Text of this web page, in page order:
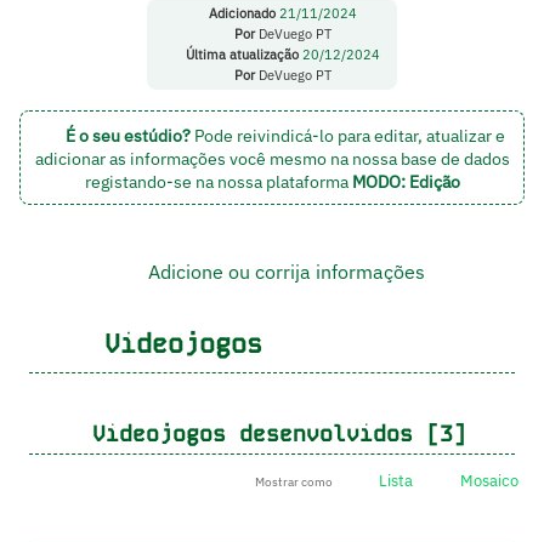
Adicionado 21/11/2024
PorDeVuego PT
Última atualização 20/12/2024
PorDeVuego PT
É o seu estúdio?Pode reivindicá-lo para editar, atualizar e
adicionar as informações você mesmo na nossa base de dados
registando-se na nossa plataforma MODO: Edição
Adicione ou corrija informações
Videojogos
Videojogos desenvolvidos [3]
Mostrar como Lista Mosaico